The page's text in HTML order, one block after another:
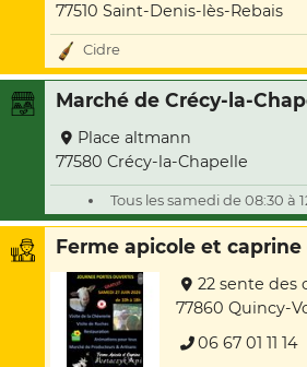
77510 Saint-Denis-lès-Rebais
Cidre
Marché de Crécy-la-
Place altmann
77580 Crécy-la-Chapelle
Tous les samedi de 08:30 à
Ferme apicole et
22 sente des
77860 Quincy-
06 67 01 11 14